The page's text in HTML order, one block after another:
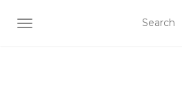
TOGGLE NAVIGATION